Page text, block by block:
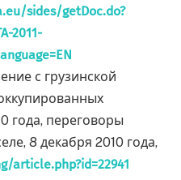
sides/getDoc.do?
2011-
с грузинской
года, переговоры
8 декабря 2010 года,
article.php?id=22941